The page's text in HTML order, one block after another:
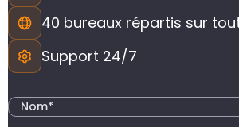
40 bureaux répartis sur
Support 24/7